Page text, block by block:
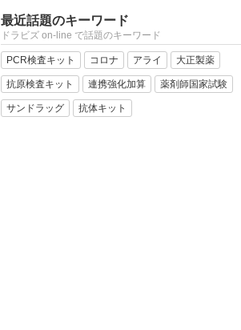
最近話題のキーワード
ドラビズ on-line で話題のキーワード
PCR検査キット コロナ アライ 大正製薬
抗原検査キット 連携強化加算 薬剤師国家試験
サンドラッグ 抗体キット